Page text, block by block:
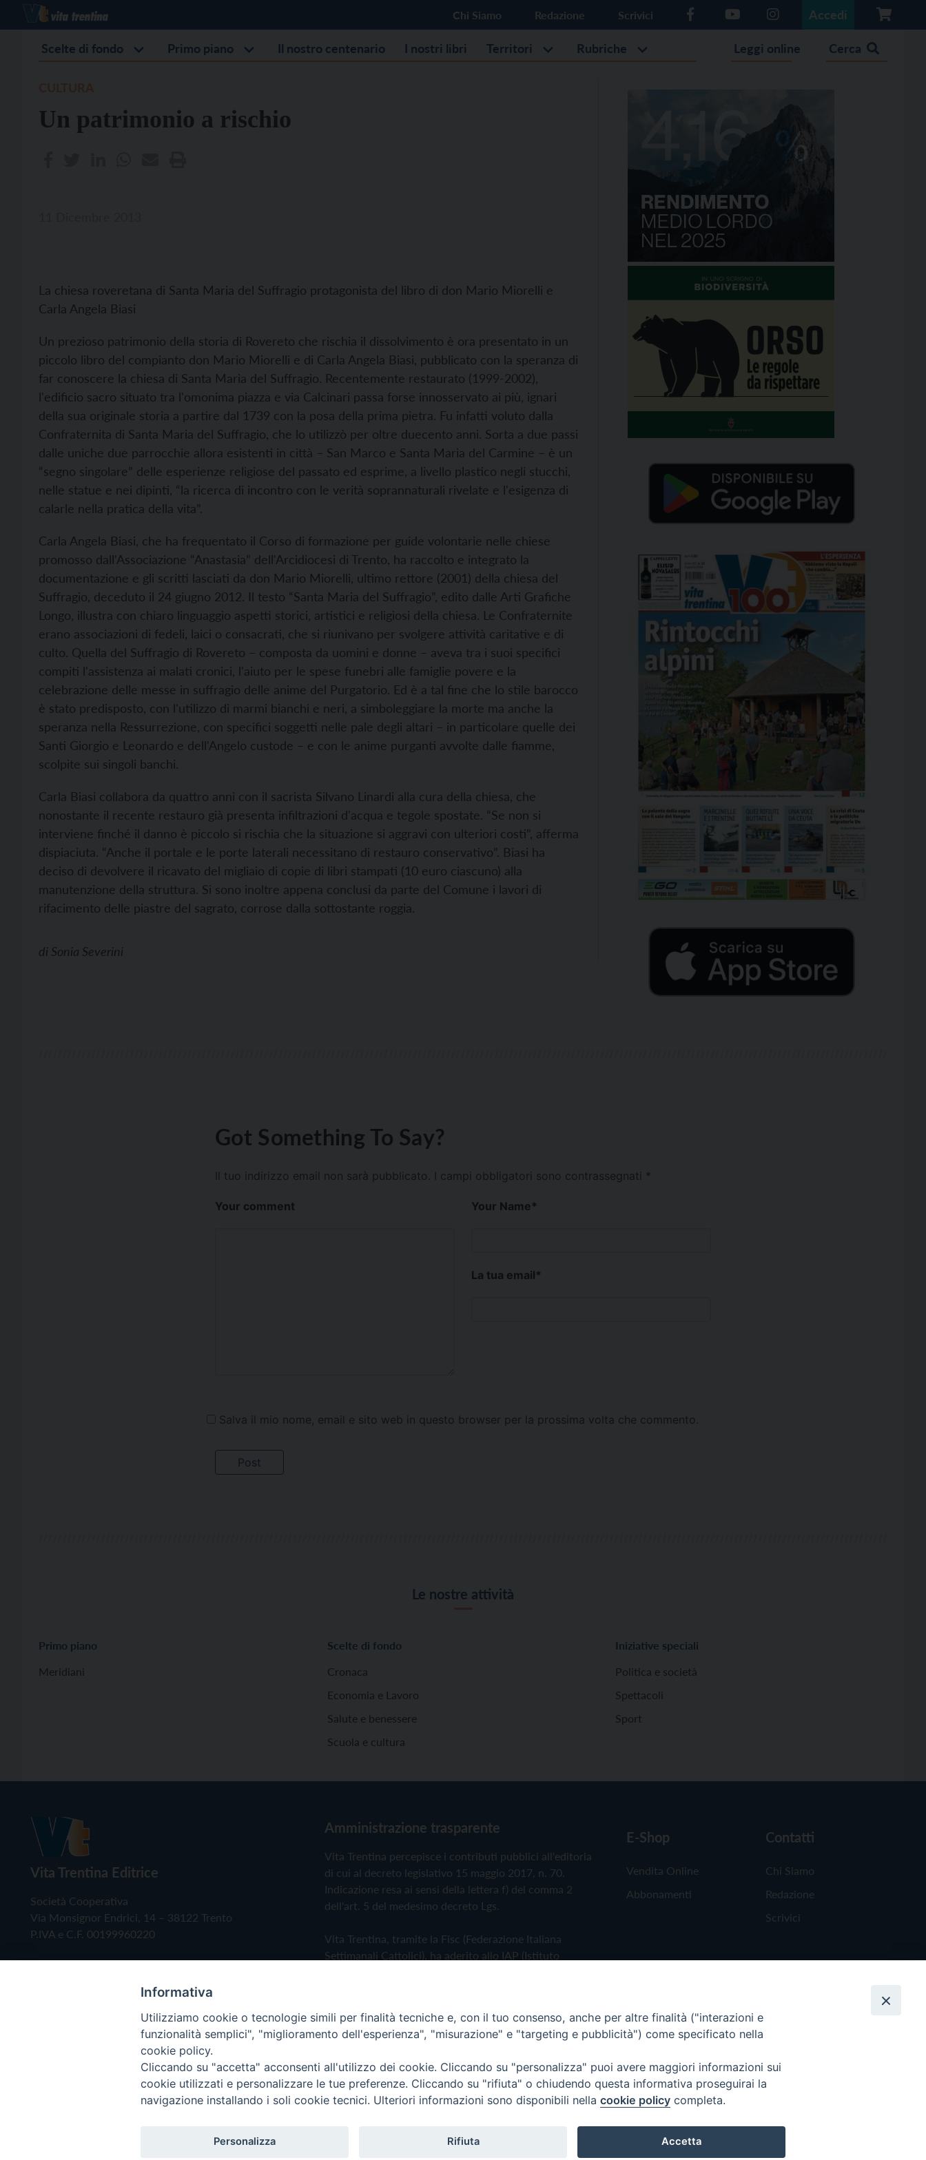
Chi Siamo Redazione Scrivici Accedi
Scelte di fondo Primo piano Il nostro centenario I nostri libri Territori Rubriche Leggi online Cerca
Un patrimonio a rischio
La chiesa roveretana di Santa Maria del Suffragio protagonista del libro di don Mario Miorelli e
Carla Angela Biasi
Un prezioso patrimonio della storia di Rovereto che rischia il dissolvimento è ora presentato in un
piccolo libro del compianto don Mario Miorelli e di Carla Angela Biasi, pubblicato con la speranza di
far conoscere la chiesa di Santa Maria del Suffragio. Recentemente restaurato (1999-2002),
l'edificio sacro situato tra l'omonima piazza e via Calcinari passa forse innosservato ai più, ignari
della sua originale storia a partire dal 1739 con la posa della prima pietra. Fu infatti voluto dalla
Confraternita di Santa Maria del Suffragio, che lo utilizzò per oltre duecento anni. Sorta a due passi
dalle uniche due parrocchie allora esistenti in città – San Marco e Santa Maria del Carmine – è un
“segno singolare” delle esperienze religiose del passato ed esprime, a livello plastico negli stucchi,
nelle statue e nei dipinti, “la ricerca di incontro con le verità soprannaturali rivelate e l'esigenza di
calarle nella pratica della vita”.
Carla Angela Biasi, che ha frequentato il Corso di formazione per guide volontarie nelle chiese
promosso dall'Associazione “Anastasia” dell'Arcidiocesi di Trento, ha raccolto e integrato la
documentazione e gli scritti lasciati da don Mario Miorelli, ultimo rettore (2001) della chiesa del
Suffragio, deceduto il 24 giugno 2012. Il testo “Santa Maria del Suffragio”, edito dalle Arti Grafiche
Longo, illustra con chiaro linguaggio aspetti storici, artistici e religiosi della chiesa. Le Confraternite
erano associazioni di fedeli, laici o consacrati, che si riunivano per svolgere attività caritative e di
culto. Quella del Suffragio di Rovereto – composta da uomini e donne – aveva tra i suoi specifici
compiti l'assistenza ai malati cronici, l'aiuto per le spese funebri alle famiglie povere e la
celebrazione delle messe in suffragio delle anime del Purgatorio. Ed è a tal fine che lo stile barocco
è stato predisposto, con l'utilizzo di marmi bianchi e neri, a simboleggiare la morte ma anche la
speranza nella Ressurrezione, con specifici soggetti nelle pale degli altari – in particolare quelle dei
Santi Giorgio e Leonardo e dell'Angelo custode – e con le anime purganti avvolte dalle fiamme,
scolpite sui singoli banchi.
Carla Biasi collabora da quattro anni con il sacrista Silvano Linardi alla cura della chiesa, che
nonostante il recente restauro già presenta infiltrazioni d'acqua e tegole spostate. “Se non si
interviene finché il danno è piccolo si rischia che la situazione si aggravi con ulteriori costi”, afferma
dispiaciuta. “Anche il portale e le porte laterali necessitano di restauro conservativo”. Biasi ha
deciso di devolvere il ricavato del migliaio di copie di libri stampati (10 euro ciascuno) alla
manutenzione della struttura. Si sono inoltre appena conclusi da parte del Comune i lavori di
rifacimento delle piastre del sagrato, corrose dalla sottostante roggia.
di Sonia Severini
Got Something To Say?
Il tuo indirizzo email non sarà pubblicato. I campi obbligatori sono contrassegnati *
Your comment Your Name*
La tua email*
Salva il mio nome, email e sito web in questo browser per la prossima volta che commento.
Le nostre attività
Primo piano
Meridiani
Scelte di fondo
Cronaca
Economia e Lavoro
Salute e benessere
Scuola e cultura
Iniziative speciali
Politica e società
Spettacoli
Sport
Vita Trentina Editrice
Società Cooperativa
Via Monsignor Endrici, 14 – 38122 Trento
P.IVA e C.F. 00199960220
Amministrazione trasparente
Vita Trentina percepisce i contributi pubblici all'editoria
di cui al decreto legislativo 15 maggio 2017, n. 70.
Indicazione resa ai sensi della lettera f) del comma 2
dell'art. 5 del medesimo decreto Lgs.
Vita Trentina, tramite la Fisc (Federazione Italiana
Settimanali Cattolici), ha aderito allo IAP (Istituto
Privacy Policy Cookie Policy
E-Shop
Vendita Online
Abbonamenti
Contatti
Chi Siamo
Redazione
Scrivici
Copyright © 2019 - Tutti i diritti riservati - Vita Trentina Editrice
Informativa
Utilizziamo cookie o tecnologie simili per finalità tecniche e, con il tuo consenso, anche per altre finalità ("interazioni e
funzionalità semplici", "miglioramento dell'esperienza", "misurazione" e "targeting e pubblicità") come specificato nella
cookie policy.
Cliccando su "accetta" acconsenti all'utilizzo dei cookie. Cliccando su "personalizza" puoi avere maggiori informazioni sui
cookie utilizzati e personalizzare le tue preferenze. Cliccando su "rifiuta" o chiudendo questa informativa proseguirai la
navigazione installando i soli cookie tecnici. Ulteriori informazioni sono disponibili nella cookie policy completa.
Personalizza Rifiuta Accetta